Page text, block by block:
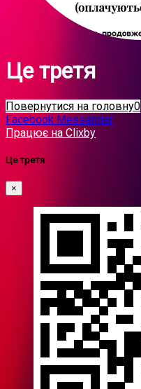
Це третя
Повернутися на головну0
Facebook Messenger
Працює на Clixby
Це третя
×